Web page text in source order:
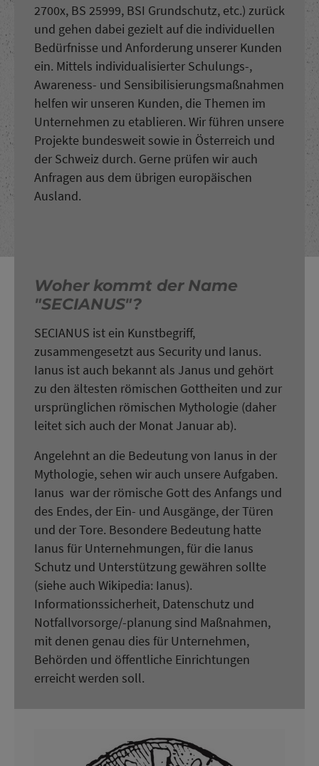
2700x, BS 25999, BSI Grundschutz, etc.) zurück
und gehen dabei gezielt auf die individuellen
Bedürfnisse und Anforderung unserer Kunden
ein. Mittels individualisierter Schulungs-,
Awareness- und Sensibilisierungsmaßnahmen
helfen wir unseren Kunden, die Themen im
Unternehmen zu etablieren. Wir führen unsere
Projekte bundesweit sowie in Österreich und
der Schweiz durch. Gerne prüfen wir auch
Anfragen aus dem übrigen europäischen
Ausland.
Woher kommt der Name
"SECIANUS"?
SECIANUS ist ein Kunstbegriff,
zusammengesetzt aus Security und Ianus.
Ianus ist auch bekannt als Janus und gehört
zu den ältesten römischen Gottheiten und zur
ursprünglichen römischen Mythologie (daher
leitet sich auch der Monat Januar ab).
Angelehnt an die Bedeutung von Ianus in der
Mythologie, sehen wir auch unsere Aufgaben.
Ianus war der römische Gott des Anfangs und
des Endes, der Ein- und Ausgänge, der Türen
und der Tore. Besondere Bedeutung hatte
Ianus für Unternehmungen, für die Ianus
Schutz und Unterstützung gewähren sollte
(siehe auch Wikipedia: Ianus).
Informationssicherheit, Datenschutz und
Notfallvorsorge/-planung sind Maßnahmen,
mit denen genau dies für Unternehmen,
Behörden und öffentliche Einrichtungen
erreicht werden soll.